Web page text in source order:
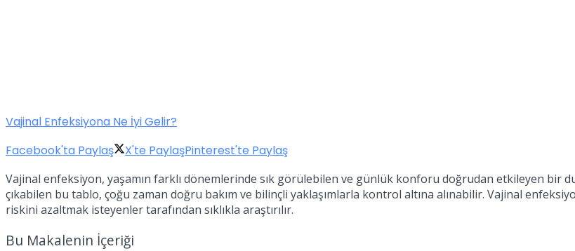
Vajinal Enfeksiyona Ne İyi Gelir?
Facebook'ta Paylaş
X'te PaylaşPinterest'te Paylaş
Vajinal enfeksiyon, yaşamın farklı dönemlerinde sık görülebilen ve günlük konforu doğrudan etkileyen bir
çıkabilen bu tablo, çoğu zaman doğru bakım ve bilinçli yaklaşımlarla kontrol altına alınabilir. Vajinal
riskini azaltmak isteyenler tarafından sıklıkla araştırılır.
Bu Makalenin İçeriği